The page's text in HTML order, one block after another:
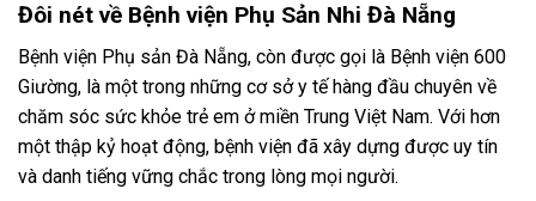
Đôi nét về Bệnh viện Phụ Sản Nhi Đà Nẵng
Bệnh viện Phụ sản Đà Nẵng, còn được gọi là Bệnh viện 600
Giường, là một trong những cơ sở y tế hàng đầu chuyên về
chăm sóc sức khỏe trẻ em ở miền Trung Việt Nam. Với hơn
một thập kỷ hoạt động, bệnh viện đã xây dựng được uy tín
và danh tiếng vững chắc trong lòng mọi người.